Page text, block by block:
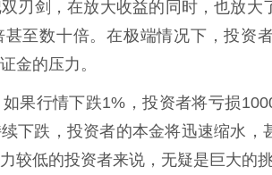
刃剑，在放大收益的同时，也放大
至数十倍。在极端情况下，投资
金的压力。
果行情下跌1%，投资者将亏损
下跌，投资者的本金将迅速缩水，
较低的投资者来说，无疑是巨大的挑